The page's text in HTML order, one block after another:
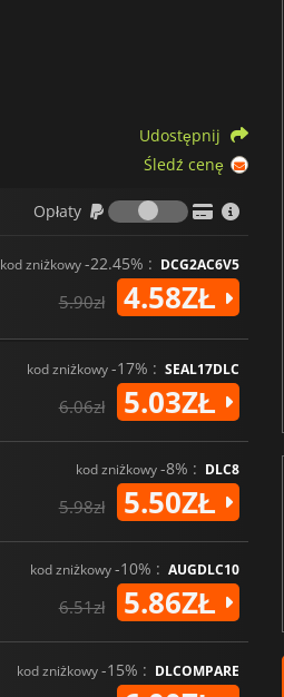
Udostępnij
Śledź cenę
Opłaty
Opłaty
kod zniżkowy-22.45% : DCG2AC6V5
5.90zł 4.58ZŁ
kod zniżkowy-17% : SEAL17DLC
6.06zł 5.03ZŁ
kod zniżkowy-8% : DLC8
5.98zł 5.50ZŁ
kod zniżkowy-10% : AUGDLC10
6.51zł 5.86ZŁ
kod zniżkowy-15% : DLCOMPARE